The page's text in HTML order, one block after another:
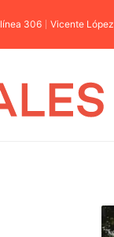
línea 306 Vicente López